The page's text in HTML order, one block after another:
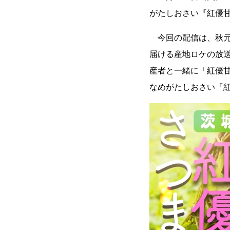
がたしおさい『紅優
今回の配信は、秋
届ける産地ロケの放
産者と一緒に「紅優
なめがたしおさい『